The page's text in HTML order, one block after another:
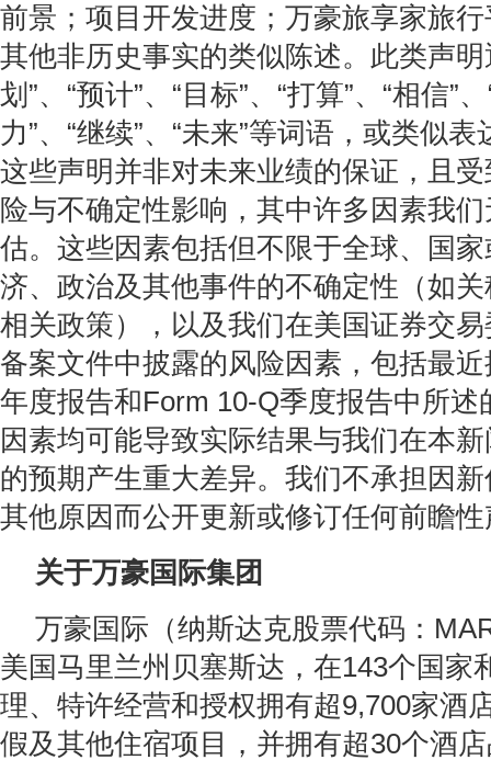
前景；项目开发进度；万豪旅享家旅
其他非历史事实的类似陈述。此类声明
划”、“预计”、“目标”、“打算”、“相信”
力”、“继续”、“未来”等词语，或类似
这些声明并非对未来业绩的保证，且
险与不确定性影响，其中许多因素我
估。这些因素包括但不限于全球、国
济、政治及其他事件的不确定性（如
相关政策），以及我们在美国证券交
备案文件中披露的风险因素，包括最
年度报告和Form 10-Q季度报告中所述
因素均可能导致实际结果与我们在本
的预期产生重大差异。我们不承担因
其他原因而公开更新或修订任何前瞻
关于万豪国际集团
万豪国际（纳斯达克股票代码：
美国马里兰州贝塞斯达，在143个国家
理、特许经营和授权拥有超9,700家酒
假及其他住宿项目，并拥有超30个酒